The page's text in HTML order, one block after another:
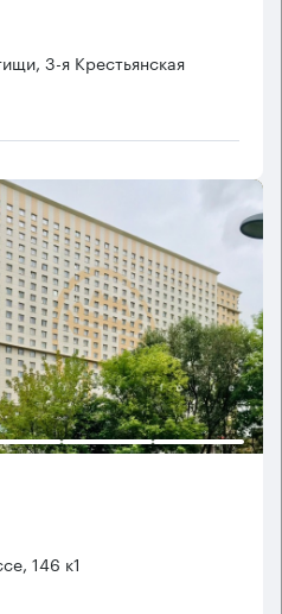
3-я Крестьянская
146 к1